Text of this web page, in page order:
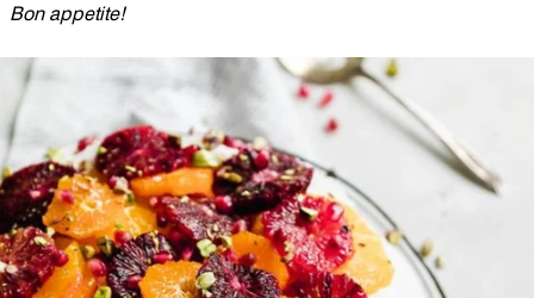
Bon appetite!